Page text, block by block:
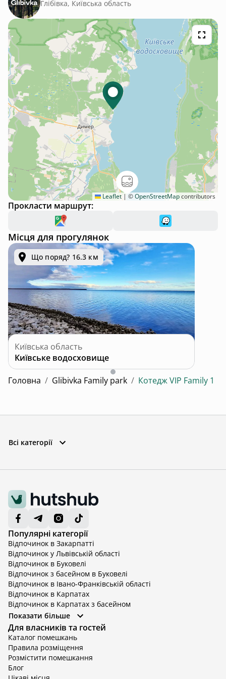
Глібівка, Київська область
Leaflet | ©OpenStreetMapcontributors
Прокласти маршрут:
Місця для прогулянок
Що поряд? 16.3 км
Київська область
Київське водосховище
Головна / Glibivka Family park / Котедж VIP Family 1
Всі категорії
Популярні категорії
Відпочинок в Закарпатті
Відпочинок у Львівській області
Відпочинок в Буковелі
Відпочинок з басейном в Буковелі
Відпочинок в Івано-Франківській області
Відпочинок в Карпатах
Відпочинок в Карпатах з басейном
Відпочинок в Київській області
Відпочинок в Київській області з басейном
Відпочинок в Тернопільській області
Відпочинок у Вінницькій області
Відпочинок в Яремче
Відпочинок у Львівській області з басейном
Відпочинок з басейном в Тернопільській області
Показати більше
Для власників та гостей
Каталог помешкань
Правила розміщення
Розмістити помешкання
Блог